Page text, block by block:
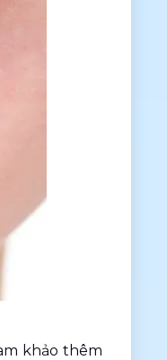
khảo thêm